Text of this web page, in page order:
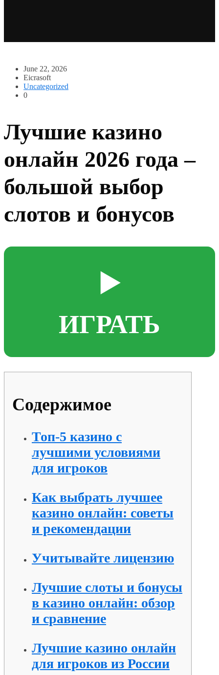
June 22, 2026
Eicrasoft
Uncategorized
0
Лучшие казино
онлайн 2026 года –
большой выбор
слотов и бонусов
▶️
ИГРАТЬ
Содержимое
Топ-5 казино с
лучшими условиями
для игроков
Как выбрать лучшее
казино онлайн: советы
и рекомендации
Учитывайте лицензию
Лучшие слоты и бонусы
в казино онлайн: обзор
и сравнение
Лучшие казино онлайн
для игроков из России